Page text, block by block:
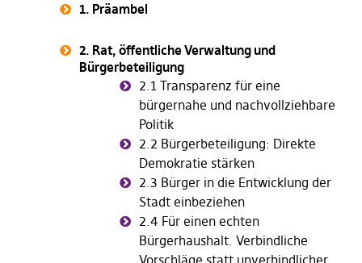
1. Präambel
2. Rat, öffentliche Verwaltung und
Bürgerbeteiligung
2.1 Transparenz für eine
bürgernahe und nachvollziehbare
Politik
2.2 Bürgerbeteiligung: Direkte
Demokratie stärken
2.3 Bürger in die Entwicklung der
Stadt einbeziehen
2.4 Für einen echten
Bürgerhaushalt. Verbindliche
Vorschläge statt unverbindlicher